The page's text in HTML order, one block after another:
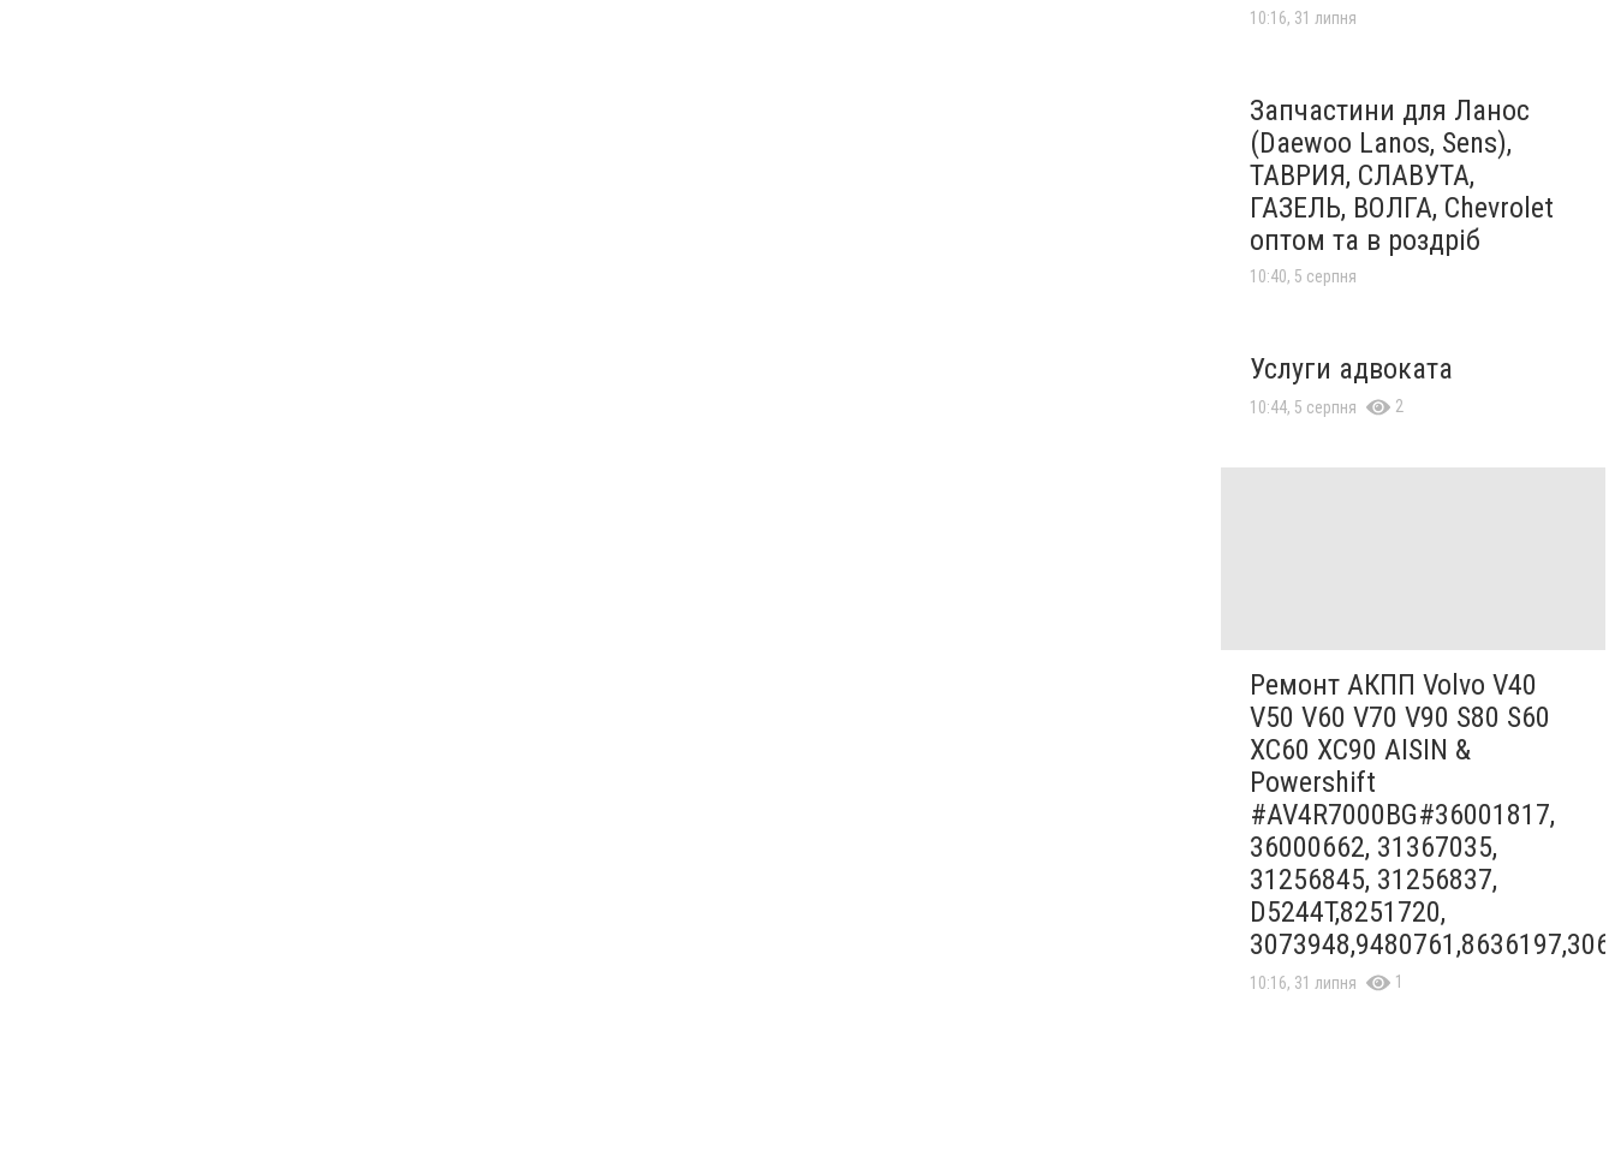
10:16, 31 липня
Запчастини для Ланос
(Daewoo Lanos, Sens),
ТАВРИЯ, СЛАВУТА,
ГАЗЕЛЬ, ВОЛГА, Chevrolet
оптом та в роздріб
10:40, 5 серпня
Услуги адвоката
10:44, 5 серпня 2
Ремонт АКПП Volvo V40
V50 V60 V70 V90 S80 S60
XC60 XC90 AISIN &
Powershift
#AV4R7000BG#36001817,
36000662, 31367035,
31256845, 31256837,
D5244T,8251720,
10:16, 31 липня 1